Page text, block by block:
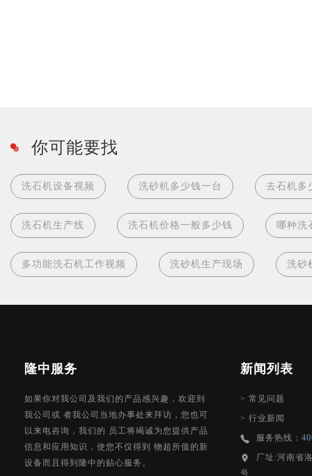
你可能要找
洗石机设备视频 洗砂机多少钱一台 去石机多
洗石机生产线 洗石机价格一般多少钱 哪种洗
多功能洗石机工作视频 洗砂机生产现场 洗砂
隆中服务
如果你对我公司及我们的产品感兴趣，欢迎到
我公司或 者我公司当地办事处来拜访，您也可
以来电咨询，我们的 员工将竭诚为您提供产品
信息和应用知识，使您不仅得到 物超所值的新
设备而且得到隆中的贴心服务。
新闻列表
> 常见问题
> 行业新闻
服务热线：
厂址:河南省
号